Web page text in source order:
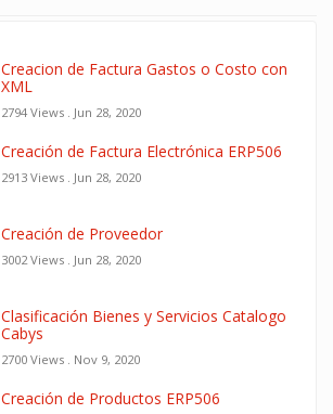
Creacion de Factura Gastos o Costo con
XML
2794 Views . Jun 28, 2020
Creación de Factura Electrónica ERP506
2913 Views . Jun 28, 2020
Creación de Proveedor
3002 Views . Jun 28, 2020
Clasificación Bienes y Servicios Catalogo
Cabys
2700 Views . Nov 9, 2020
Creación de Productos ERP506